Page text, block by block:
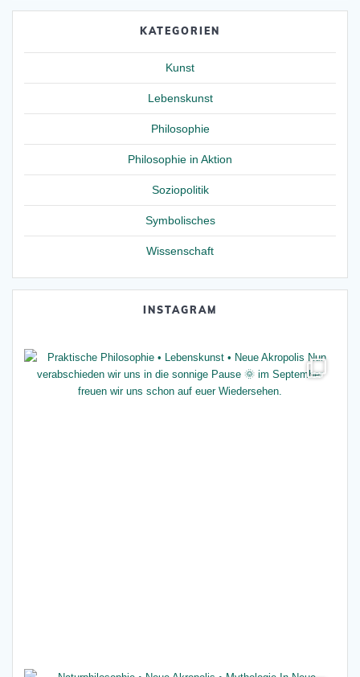
KATEGORIEN
Kunst
Lebenskunst
Philosophie
Philosophie in Aktion
Soziopolitik
Symbolisches
Wissenschaft
INSTAGRAM